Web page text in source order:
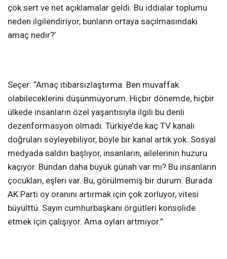
çok sert ve net açıklamalar geldi. Bu iddialar toplumu
neden ilgilendiriyor, bunların ortaya saçılmasındaki
amaç nedir?’
Seçer: “Amaç itibarsızlaştırma. Ben muvaffak
olabileceklerini düşünmüyorum. Hiçbir dönemde, hiçbir
ülkede insanların özel yaşantısıyla ilgili bu denli
dezenformasyon olmadı. Türkiye’de kaç TV kanalı
doğruları söyleyebiliyor, böyle bir kanal artık yok. Sosyal
medyada saldırı başlıyor, insanların, ailelerinin huzuru
kaçıyor. Bundan daha büyük günah var mı? Bu insanların
çocukları, eşleri var. Bu, görülmemiş bir durum. Burada
AK Parti oy oranını artırmak için çok zorluyor, vitesi
büyülttü. Sayın cumhurbaşkanı örgütleri konsolide
etmek için çalışıyor. Ama oyları artmıyor.”